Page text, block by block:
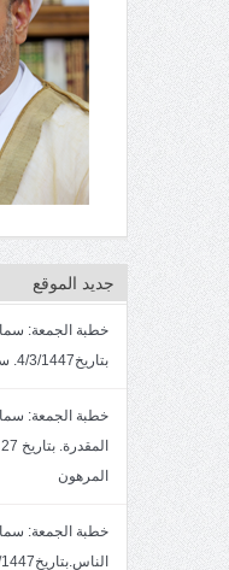
جديد الموقع
بتاريخ4/3/1447. سماحة الشيخ مصطفى المرهون
المرهون